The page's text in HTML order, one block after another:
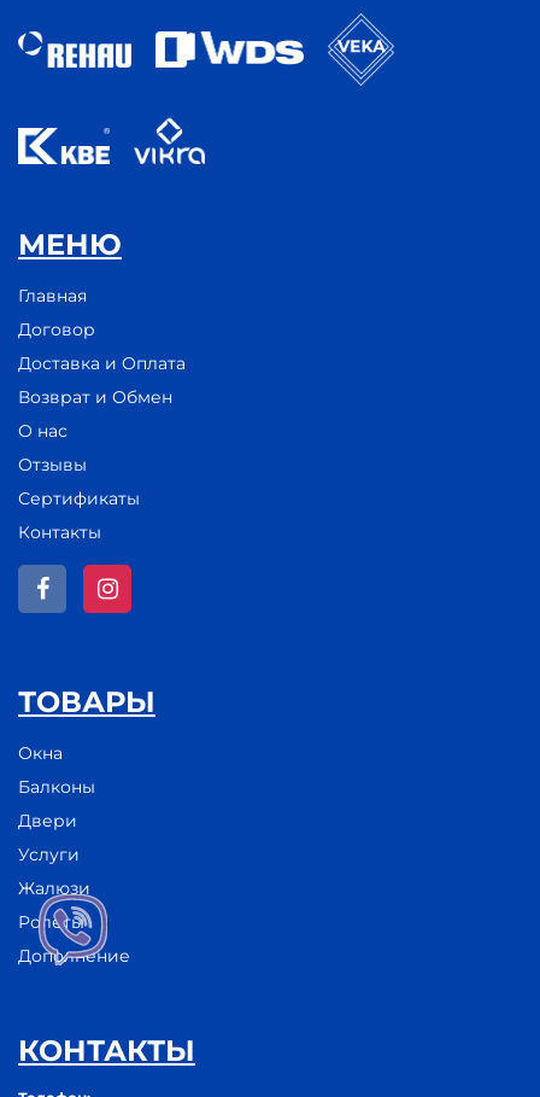
МЕНЮ
Главная
Договор
Доставка и Оплата
Возврат и Обмен
О нас
Отзывы
Сертификаты
Контакты
ТОВАРЫ
Окна
Балконы
Двери
Услуги
Жалюзи
Ролеты
Дополнение
КОНТАКТЫ